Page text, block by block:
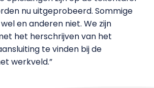
nu uitgeprobeerd. Sommige
en anderen niet. We zijn
het herschrijven van het
te vinden bij de
werkveld.”